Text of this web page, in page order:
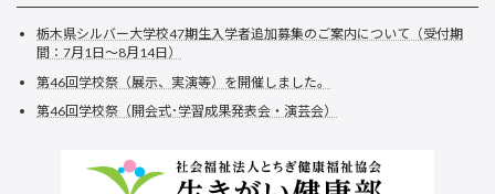
栃木県シルバー大学校47期生入学者追加募集のご案内について（受付期
間：7月1日～8月14日）
第46回学校祭（展示、実演等）を開催しました。
第46回学校祭（開会式･学習成果発表会・演芸会）